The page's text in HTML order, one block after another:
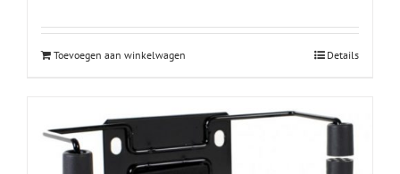
Toevoegen aan winkelwagen Details